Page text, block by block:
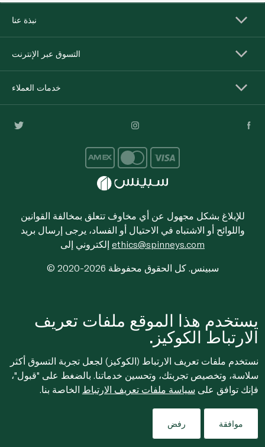
نبذة عنا
التسوق عبر الإنترنت
خدمات العملاء
للإبلاغ بشكل مجهول عن أي مخاوف تتعلق بمخالفة القوانين
واللوائح أو الاشتباه في الاحتيال أو الفساد، يرجى إرسال بريد
ethics@spinneys.com
© 2020-2026 سبينس. كل الحقوق محفوظة
يستخدم هذا الموقع ملفات تعريف
الارتباط الكوكيز.
نستخدم ملفات تعريف الارتباط (الكوكيز) لجعل تجربة التسوق أكثر
سلاسة، وتخصيص تجربتك، وتحسين خدماتنا. بالضغط على "قبول"،
فإنك توافق على سياسة ملفات تعريف الارتباط الخاصة بنا.
موافقة رفض